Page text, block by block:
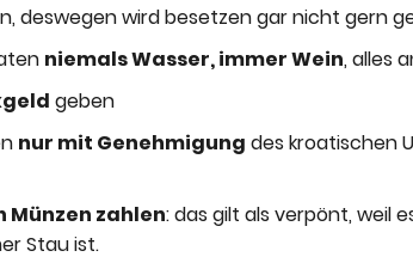
deswegen wird besetzen gar nicht gern
niemals Wasser, immer Wein, alles
geben
nur mit Genehmigung des kroatischen
Münzen zahlen: das gilt als verpönt, weil
Stau ist.